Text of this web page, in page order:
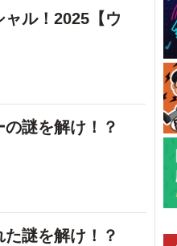
ャル！2025【ウ
の謎を解け！？
た謎を解け！？